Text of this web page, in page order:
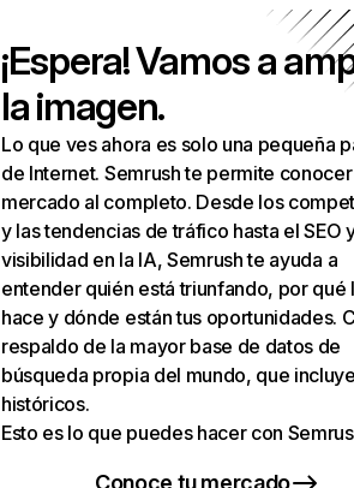
¡Espera! Vamos a
la imagen.
Lo que ves ahora es solo una pequeña
de Internet. Semrush te permite
mercado al completo. Desde los
y las tendencias de tráfico hasta el SEO
visibilidad en la IA, Semrush te ayuda a
entender quién está triunfando, por qué
hace y dónde están tus oportunidades.
respaldo de la mayor base de datos de
búsqueda propia del mundo, que
históricos.
Esto es lo que puedes hacer con
Conoce tu mercado